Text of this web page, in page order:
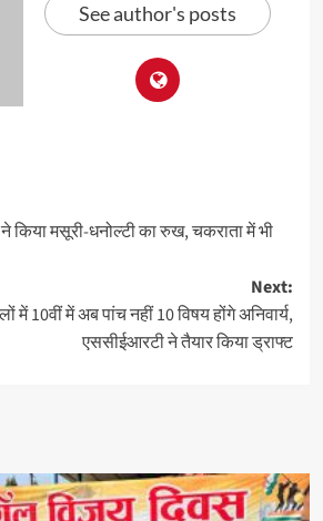
See author's posts
ने किया मसूरी-धनोल्टी का रुख, चकराता में भी
Next:
में 10वीं में अब पांच नहीं 10 विषय होंगे अनिवार्य,
एससीईआरटी ने तैयार किया ड्राफ्ट